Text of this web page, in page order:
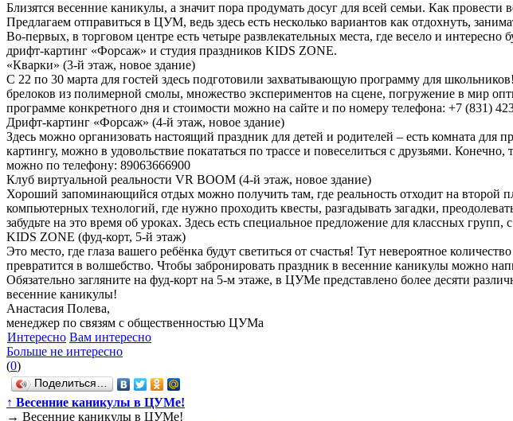
Близятся весенние каникулы, а значит пора продумать досуг для всей семьи. Как провести
Предлагаем отправиться в ЦУМ, ведь здесь есть несколько вариантов как отдохнуть,
Во-первых, в торговом центре есть четыре развлекательных места, где весело и
дрифт-картинг «Форсаж» и студия праздников KIDS ZONE.
«Кварки» (3-й этаж, новое здание)
С 22 по 30 марта для гостей здесь подготовили захватывающую программу для
брелоков из полимерной смолы, множество экспериментов на сцене, погружение в мир
программе конкретного дня и стоимости можно на сайте и по номеру телефона: +7 (831)
Дрифт-картинг «Форсаж» (4-й этаж, новое здание)
Здесь можно организовать настоящий праздник для детей и родителей – есть комната
картингу, можно в удовольствие покататься по трассе и повеселиться с друзьями.
можно по телефону: 89063666900
Клуб виртуальной реальности VR BOOM (4-й этаж, новое здание)
Хороший запоминающийся отдых можно получить там, где реальность отходит на
компьютерных технологий, где нужно проходить квесты, разгадывать загадки,
забудьте на это время об уроках. Здесь есть специальное предложение для классных
KIDS ZONE (фуд-корт, 5-й этаж)
Это место, где глаза вашего ребёнка будут светиться от счастья! Тут невероятное
превратится в волшебство. Чтобы забронировать праздник в весенние каникулы можно
Обязательно загляните на фуд-корт на 5-м этаже, в ЦУМе представлено более десяти
весенние каникулы!
Анастасия Полева,
менеджер по связям с общественностью ЦУМа
Интересно Вам интересно
Больше не интересно
(0)
Поделиться…
↑ Весенние каникулы в ЦУМе!
→ Весенние каникулы в ЦУМе!